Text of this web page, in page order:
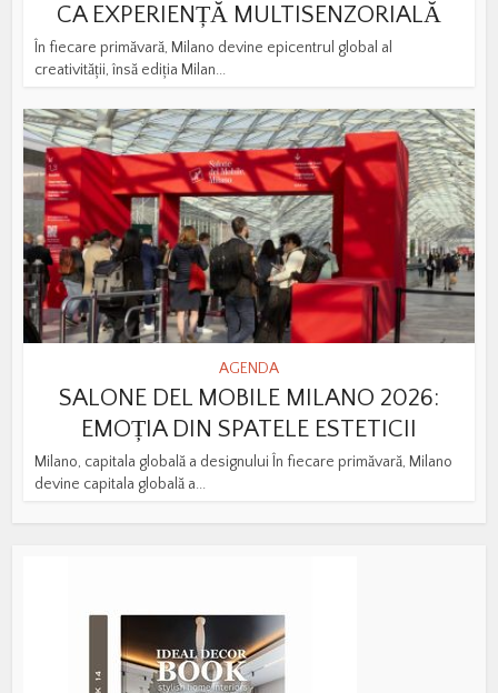
CA EXPERIENȚĂ MULTISENZORIALĂ
În fiecare primăvară, Milano devine epicentrul global al
creativității, însă ediția Milan...
AGENDA
SALONE DEL MOBILE MILANO 2026:
EMOȚIA DIN SPATELE ESTETICII
Milano, capitala globală a designului În fiecare primăvară, Milano
devine capitala globală a...